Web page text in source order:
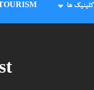
کلینیک ها